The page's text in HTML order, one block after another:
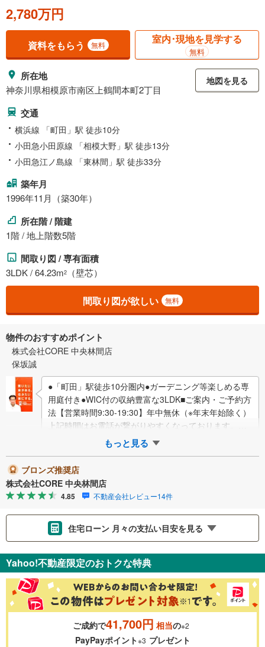
2,780万円
資料をもらう 無料 室内･現地を見学する
無料
所在地
神奈川県相模原市南区上鶴間本町2丁目
地図を見る
交通
横浜線 「町田」駅 徒歩10分
小田急小田原線 「相模大野」駅 徒歩13分
小田急江ノ島線 「東林間」駅 徒歩33分
築年月
1996年11月（築30年）
所在階 / 階建
1階 / 地上階数5階
間取り図 / 専有面積
3LDK / 64.23m2 （壁芯）
間取り図が欲しい 無料
物件のおすすめポイント
株式会社CORE 中央林間店
保坂誠
●「町田」駅徒歩10分圏内●ガーデニング等楽しめる専
用庭付き●WIC付の収納豊富な3LDK■ご案内・ご予約方
法【営業時間9:30-19:30】年中無休（※年末年始除く）
上記時間はお電話が繋がりやすくなっております。ぜ
ひお気軽にご連…もっと見る
ブロンズ推奨店
株式会社CORE 中央林間店
4.85 不動産会社レビュー14件
住宅ローン 月々の支払い目安を見る
金利 ％
0.01%
Yahoo!不動産限定のおトクな特典
ご成約で41,700円 相当の※2
PayPayポイント※3 プレゼント